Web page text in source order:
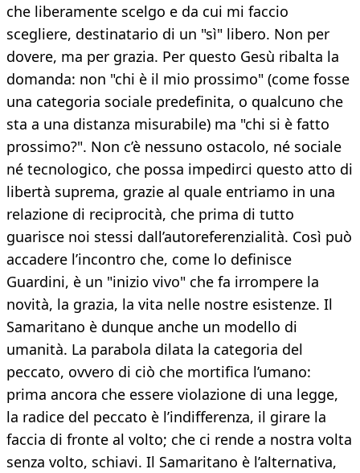
che liberamente scelgo e da cui mi faccio
scegliere, destinatario di un "sì" libero. Non per
dovere, ma per grazia. Per questo Gesù ribalta la
domanda: non "chi è il mio prossimo" (come fosse
una categoria sociale predefinita, o qualcuno che
sta a una distanza misurabile) ma "chi si è fatto
prossimo?". Non c’è nessuno ostacolo, né sociale
né tecnologico, che possa impedirci questo atto di
libertà suprema, grazie al quale entriamo in una
relazione di reciprocità, che prima di tutto
guarisce noi stessi dall’autoreferenzialità. Così può
accadere l’incontro che, come lo definisce
Guardini, è un "inizio vivo" che fa irrompere la
novità, la grazia, la vita nelle nostre esistenze. Il
Samaritano è dunque anche un modello di
umanità. La parabola dilata la categoria del
peccato, ovvero di ciò che mortifica l’umano:
prima ancora che essere violazione di una legge,
la radice del peccato è l’indifferenza, il girare la
faccia di fronte al volto; che ci rende a nostra volta
senza volto, schiavi. Il Samaritano è l’alternativa,